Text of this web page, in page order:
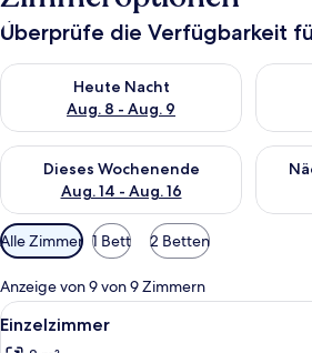
Überprüfe die Verfügbarkeit
Heute Nacht
Aug. 8 - Aug. 9
Überprüfe die Verfügbarkeit für heute
Dieses Wochenende
Aug. 14 - Aug. 16
Überprüfe die Verfügbarkeit für
Verfügbare
Filter
für
Zimmer
Alle Zimmer 1 Bett 2 Betten
Anzeige von 9 von 9 Zimmern
Alle
Fotos
Ein
4
Einzelzimmer